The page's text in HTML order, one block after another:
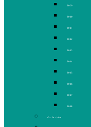
2009
2010
2011
2012
2013
2014
2015
2016
2017
2018
Gaz de schiste